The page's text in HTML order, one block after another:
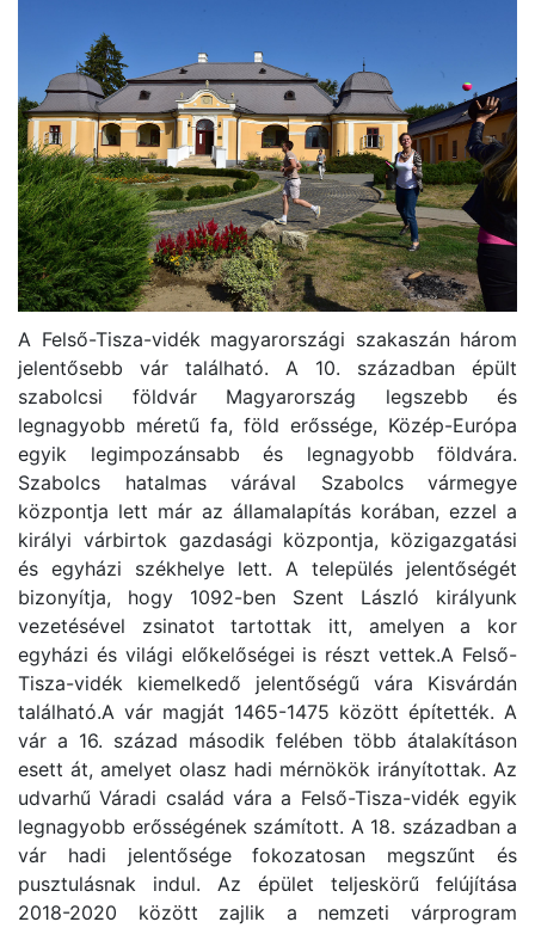
A Felső-Tisza-vidék magyarországi szakaszán három
jelentősebb vár található. A 10. században épült
szabolcsi földvár Magyarország legszebb és
legnagyobb méretű fa, föld erőssége, Közép-Európa
egyik legimpozánsabb és legnagyobb földvára.
Szabolcs hatalmas várával Szabolcs vármegye
központja lett már az államalapítás korában, ezzel a
királyi várbirtok gazdasági központja, közigazgatási
és egyházi székhelye lett. A település jelentőségét
bizonyítja, hogy 1092-ben Szent László királyunk
vezetésével zsinatot tartottak itt, amelyen a kor
egyházi és világi előkelőségei is részt vettek.A Felső-
Tisza-vidék kiemelkedő jelentőségű vára Kisvárdán
található.A vár magját 1465-1475 között építették. A
vár a 16. század második felében több átalakításon
esett át, amelyet olasz hadi mérnökök irányítottak. Az
udvarhű Váradi család vára a Felső-Tisza-vidék egyik
legnagyobb erősségének számított. A 18. században a
vár hadi jelentősége fokozatosan megszűnt és
pusztulásnak indul. Az épület teljeskörű felújítása
2018-2020 között zajlik a nemzeti várprogram